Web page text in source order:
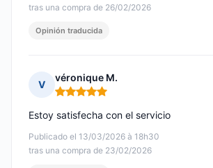
tras una compra de 26/02/2026
Opinión traducida
V
véronique M.
Nota: 5 de 5
Publicado el 13/03/2026 à 18h30
tras una compra de 23/02/2026
Estoy satisfecha con el servicio